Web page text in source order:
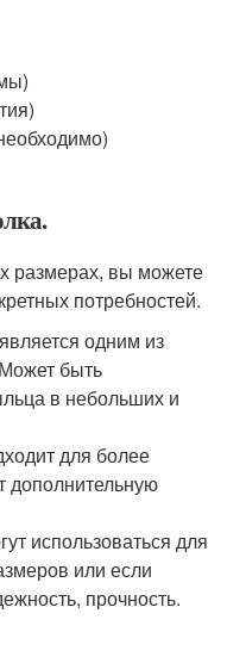
размерах, вы можете
потребностей.
одним из
быть
в небольших и
для более
дополнительную
использоваться для
или если
прочность.